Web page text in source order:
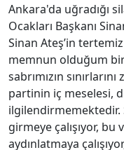
Ankara'da uğradığı
Ocakları Başkanı
Sinan Ateş’in tertemiz
memnun olduğum bir
sabrımızın
partinin iç meselesi,
ilgilendirmemektedir.
girmeye çalışıyor, bu
aydınlatmaya